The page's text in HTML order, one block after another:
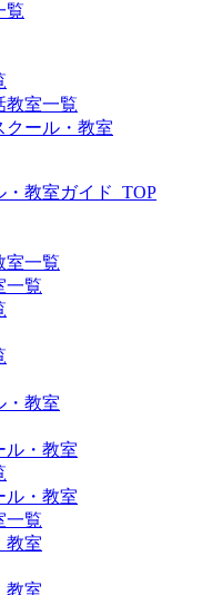
覧
教室一覧
クール・教室
教室ガイド_TOP
室一覧
一覧
・教室
ル・教室
ル・教室
一覧
教室
教室